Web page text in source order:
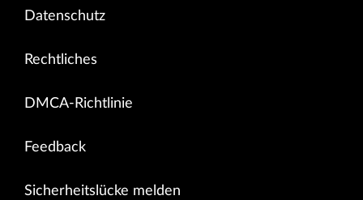
Datenschutz
Rechtliches
DMCA-Richtlinie
Feedback
Sicherheitslücke melden